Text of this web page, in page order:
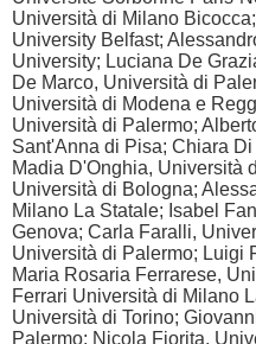
Università di Milano
University Belfast;
University; Luciana De
De Marco, Università di
Università di Modena e
Università di Palermo;
Sant'Anna di Pisa; Chiara
Madia D'Onghia, Università
Università di Bologna;
Milano La Statale; Isabel
Genova; Carla Faralli,
Università di Palermo; Luigi
Maria Rosaria Ferrarese,
Ferrari Università di Milano
Università di Torino;
Palermo; Nicola Fiorita,